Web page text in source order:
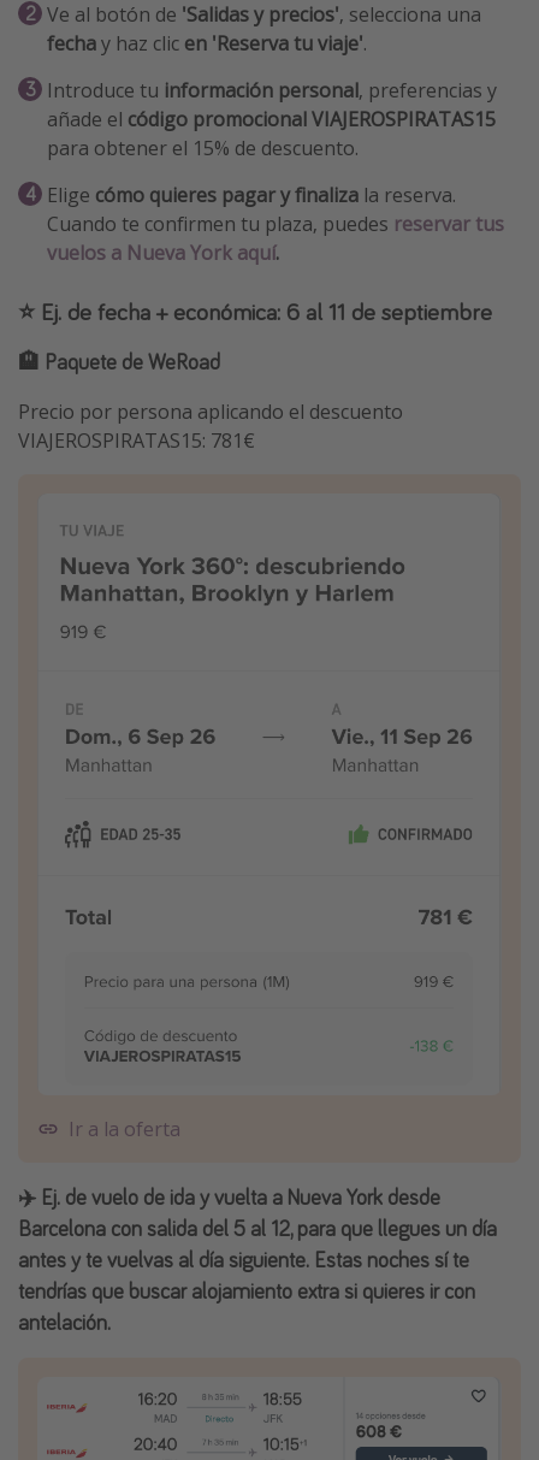
Ve al botón de 'Salidas y precios', selecciona una
fechay haz clic en 'Reserva tu viaje'.
Introduce tu información personal, preferencias y
añade el código promocional VIAJEROSPIRATAS15
para obtener el 15% de descuento.
Elige cómo quieres pagar y finaliza la reserva.
Cuando te confirmen tu plaza, puedes reservar tus
vuelos a Nueva York aquí.
⭐️ Ej. de fecha + económica: 6 al 11 de septiembre
🏨 Paquete de WeRoad
Precio por persona aplicando el descuento
VIAJEROSPIRATAS15: 781€
Ir a la oferta
✈️ Ej. de vuelo de ida y vuelta a Nueva York desde
Barcelona con salida del 5 al 12, para que llegues un día
antes y te vuelvas al día siguiente. Estas noches sí te
tendrías que buscar alojamiento extra si quieres ir con
antelación.